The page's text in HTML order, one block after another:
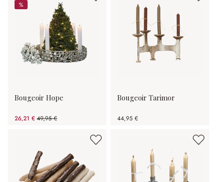
%
%
Bougeoir Hope
26,21 € 49,95 €
(47.53%spared)
Bougeoir Tarimor
44,95 €